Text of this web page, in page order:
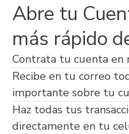
Abre tu
más rápido
Contrata tu cuenta en
Recibe en tu correo
importante sobre tu
Haz todas tus
directamente en tu